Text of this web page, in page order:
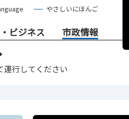
やさしいにほんご
ビジネス 市政情報
運行してください